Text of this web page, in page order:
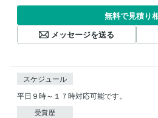
無料で見積り
メッセージを送る
スケジュール
平日９時～１７時対応可能です。
受賞歴